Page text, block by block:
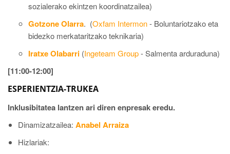
sozialerako ekintzen koordinatzailea)
Gotzone Olarra. (Oxfam Intermon- Boluntariotzako eta
bidezko merkataritzako teknikaria)
Iratxe Olabarri (Ingeteam Group- Salmenta arduraduna)
[11:00-12:00]
ESPERIENTZIA-TRUKEA
Inklusibitatea lantzen ari diren enpresak eredu.
Dinamizatzailea: Anabel Arraiza
Hizlariak: